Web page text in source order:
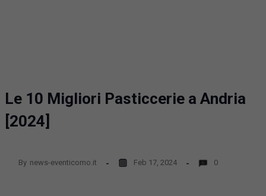
Le 10 Migliori Pasticcerie a Andria
[2024]
By news-eventicomo.it Feb 17, 2024 0